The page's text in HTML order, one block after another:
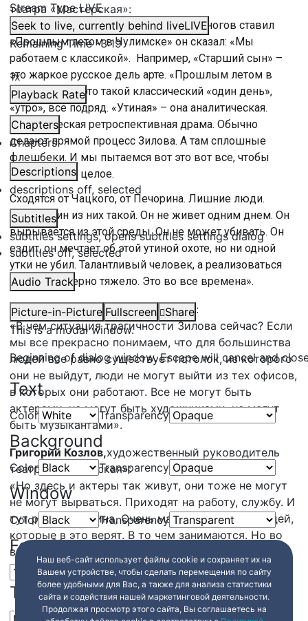
Stream TypeLIVE
Seek to live, currently behind liveLIVE
Remaining Time-3:19
1x
Playback Rate
Chapters
Chapters
Descriptions
descriptions off, selected
Subtitles
subtitles settings, opens subtitles settings dialog
subtitles off, selected
Audio Track
Picture-in-Picture Fullscreen
Share
This is a modal window.
Beginning of dialog window. Escape will cancel and
Text
Color Transparency
Background
Color Transparency
Window
Color Transparency
Font Size
Text Edge Style
театра «Мастерская»:
«Времена не выбирают. Когда Товстоногов ставил
«Прошлым летом в Чулимске» он сказал: «Мы
работаем с классикой». Например, «Старший сын» –
это жаркое русское дель арте. «Прошлым летом в
Чулимске» – это такой классический «один день»,
«утро», все подряд. «Утиная» – она аналитическая.
Аналитическая ретроспективная драма. Обычно
делают прямой процесс Зилова. А там сплошные
флешбеки. И мы пытаемся вот это вот все, чтобы
было единое целое.
Сходятся от Чацкого, от Печорина. Лишние люди.
Зилов один из них такой. Он не живет одним днем. Он
вырывается из этой среды. Он не может убивать. Он
ездит, он мечтает об этой утиной охоте, но ни одной
утки не убил. Талантливый человек, а реализоваться
ему неимоверно тяжело. Это во все времена».
Вячеслав Резаков,корреспондент:
«В чем ситуация трагичности Зилова сейчас? Если
мы все прекрасно понимаем, что для большинства
людей все равно существует потолок, из которого
они не выйдут, люди не могут выйти из тех офисов,
в которых они работают. Все не могут быть
актерами, не могут быть художниками, не могут
быть музыкантами».
Григорий Козлов,художественный руководитель
театра «Мастерская»:
«Но здесь и актеры так живут, они тоже не могут
не могут вырваться. Приходят на работу, службу. И
тут рутина, рутина, Очень мало счастливых людей,
которые в это верят. В то чем занимаются. Но во
все времена люди достойно жили. Они всегда
искали поиски выхода какого-то».
Наш веб-сайт использует файлы cookie и сохраняет их на
Вашем устройстве, чтобы сделать перемещения по сайту
более удобными для Вас, а также для анализа статистики
сайта и содействия нашей маркетинговой деятельности.
Продолжая просмотр этого сайта, Вы соглашаетесь на